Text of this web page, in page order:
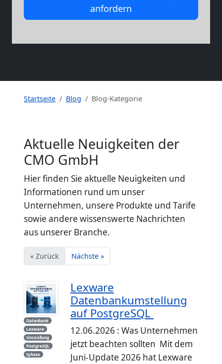
anfordern
Startseite Blog Blog-Kategorie
Aktuelle Neuigkeiten der
CMO GmbH
Hier finden Sie aktuelle Neuigkeiten und
Informationen rund um unser
Unternehmen, unsere Produkte und Tarife
sowie andere wissenswerte Nachrichten
aus unserer Branche.
« Zurück Nächste »
Datenbank
Lexware
Umstellung
PostgreSQL
Sybase
Lexware
Datenbankumstellung
auf PostgreSQL
12.06.2026 : Was Unternehmen
jetzt beachten sollten Mit dem
Juni-Update 2026 hat Lexware